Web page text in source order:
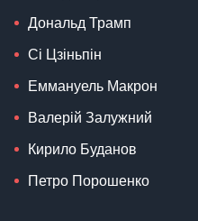
Дональд Трамп
Сі Цзіньпін
Еммануель Макрон
Валерій Залужний
Кирило Буданов
Петро Порошенко